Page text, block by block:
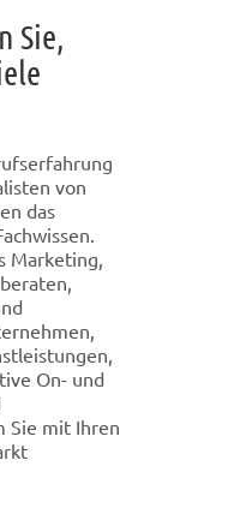
Sie,
von
das
Marketing,
On- und
Sie mit Ihren